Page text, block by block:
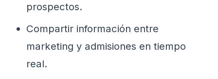
prospectos.
Compartir información entre
marketing y admisiones en tiempo
real.